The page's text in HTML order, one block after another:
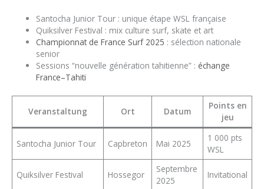
Santocha Junior Tour : unique étape WSL française
Quiksilver Festival : mix culture surf, skate et art
Championnat de France Surf 2025 : sélection nationale
senior
Sessions “nouvelle génération tahitienne” : échange
France–Tahiti
Veranstaltung Ort Datum
Points en
jeu
Santocha Junior Tour Capbreton Mai 2025
1 000 pts
WSL
Quiksilver Festival Hossegor
Septembre
2025
Invitational